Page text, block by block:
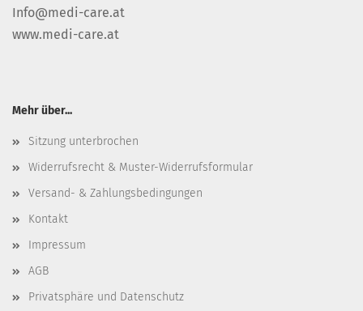
Info@medi-care.at
www.medi-care.at
Mehr über...
Sitzung unterbrochen
Widerrufsrecht & Muster-Widerrufsformular
Versand- & Zahlungsbedingungen
Kontakt
Impressum
AGB
Privatsphäre und Datenschutz